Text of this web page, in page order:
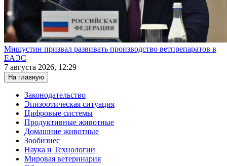
Мишустин призвал развивать производство ветпрепаратов в
ЕАЭС
7 августа 2026, 12:29
На главную
Законодательство
Эпизоотическая ситуация
Цифровые системы
Продуктивные животные
Домашние животные
Зообизнес
Наука и Технологии
Мировая ветеринария